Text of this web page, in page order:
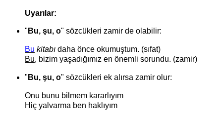
Uyarılar:
" Bu, şu, o" sözcükleri zamir de olabilir:
Bu kitabı daha önce okumuştum. (sıfat)
Bu, bizim yaşadığımız en önemli sorundu. (zamir)
" Bu, şu, o" sözcükleri ek alırsa zamir olur:
Onu bunu bilmem kararlıyım
Hiç yalvarma ben haklıyım